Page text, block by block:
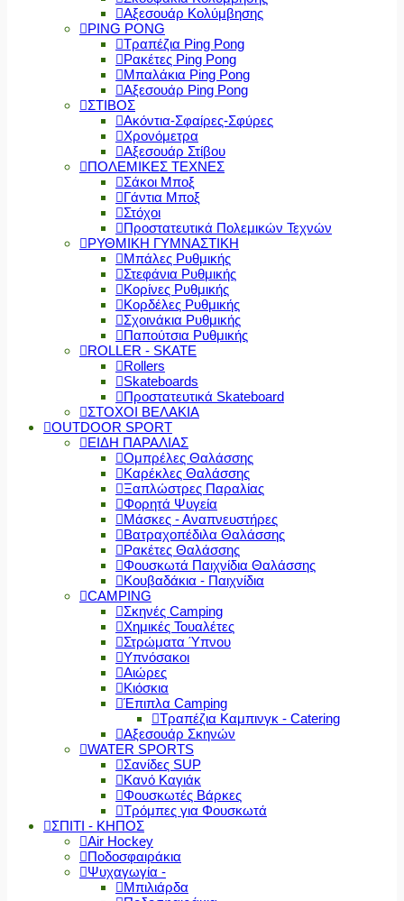
Αξεσουάρ Κολύμβησης
PING PONG
Τραπέζια Ping Pong
Ρακέτες Ping Pong
Μπαλάκια Ping Pong
Αξεσουάρ Ping Pong
ΣΤΙΒΟΣ
Ακόντια-Σφαίρες-Σφύρες
Χρονόμετρα
Αξεσουάρ Στίβου
ΠΟΛΕΜΙΚΕΣ ΤΕΧΝΕΣ
Σάκοι Μποξ
Γάντια Μποξ
Στόχοι
Προστατευτικά Πολεμικών Τεχνών
ΡΥΘΜΙΚΗ ΓΥΜΝΑΣΤΙΚΗ
Μπάλες Ρυθμικής
Στεφάνια Ρυθμικής
Κορίνες Ρυθμικής
Κορδέλες Ρυθμικής
Σχοινάκια Ρυθμικής
Παπούτσια Ρυθμικής
ROLLER - SKATE
Rollers
Skateboards
Προστατευτικά Skateboard
ΣΤΟΧΟΙ ΒΕΛΑΚΙΑ
OUTDOOR SPORT
ΕΙΔΗ ΠΑΡΑΛΙΑΣ
Ομπρέλες Θαλάσσης
Καρέκλες Θαλάσσης
Ξαπλώστρες Παραλίας
Φορητά Ψυγεία
Μάσκες - Αναπνευστήρες
Βατραχοπέδιλα Θαλάσσης
Ρακέτες Θαλάσσης
Φουσκωτά Παιχνίδια Θαλάσσης
Κουβαδάκια - Παιχνίδια
CAMPING
Σκηνές Camping
Χημικές Τουαλέτες
Στρώματα Ύπνου
Υπνόσακοι
Αιώρες
Κιόσκια
Έπιπλα Camping
Τραπέζια Καμπινγκ - Catering
Αξεσουάρ Σκηνών
WATER SPORTS
Σανίδες SUP
Κανό Καγιάκ
Φουσκωτές Βάρκες
Τρόμπες για Φουσκωτά
ΣΠΙΤΙ - ΚΗΠΟΣ
Air Hockey
Ποδοσφαιράκια
Ψυχαγωγία -
Μπιλιάρδα